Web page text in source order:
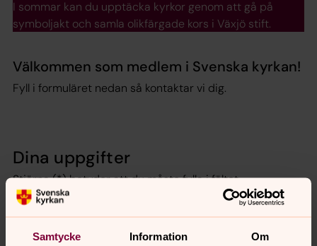
Samtycke Information Om
I sommar kan du upptäcka kyrkor genom att gå på
symboljakt och samla olikfärgade kors i Växjö stift.
Välkommen som medlem i Svenska kyrkan!
Fyll i formuläret nedan så kontaktar vi dig.
Dina uppgifter
Stjärna (*) betyder att du måste fylla i fältet.